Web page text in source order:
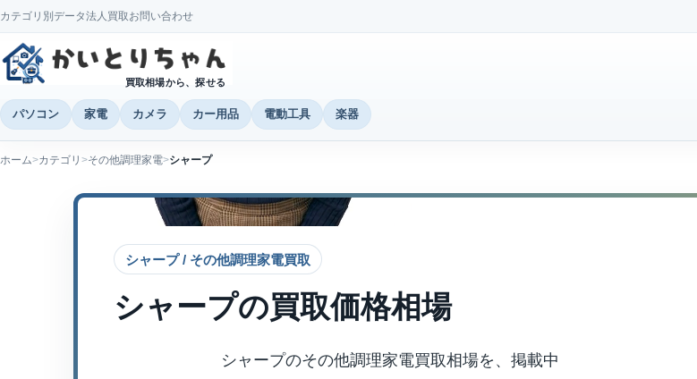
カテゴリ別データ法人買取お問い合わせ
買取相場から、探せる
パソコン 家電 カメラ カー用品 電動工具 楽器
ホーム カテゴリ その他調理家電 シャープ
シャープ / その他調理家電買取
シャープの買取価格相場
シャープのその他調理家電買取相場を、掲載中